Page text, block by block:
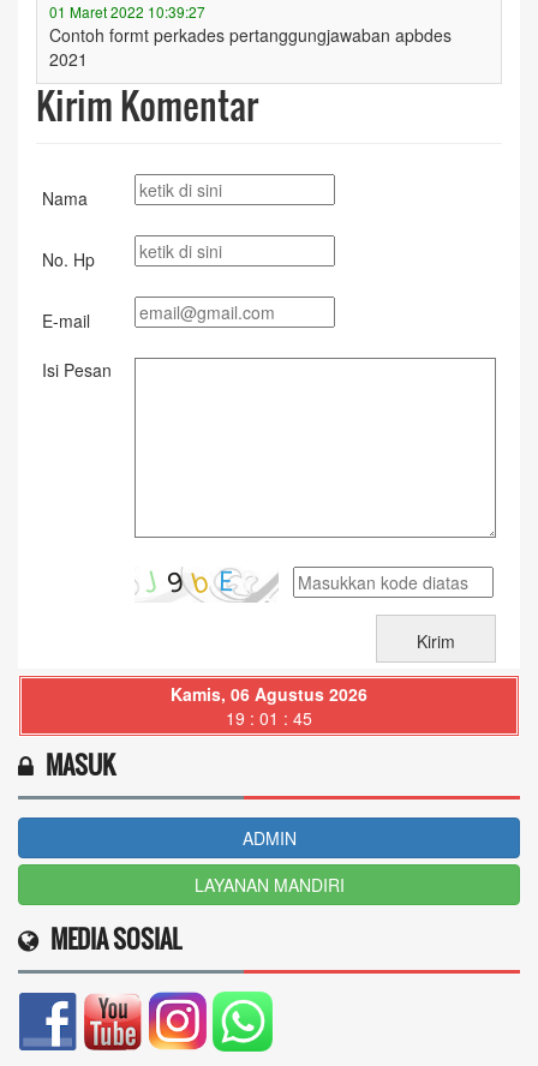
01 Maret 2022 10:39:27
Contoh formt perkades pertanggungjawaban apbdes
2021
Kirim Komentar
Nama
No. Hp
E-mail
Isi Pesan
Kamis, 06 Agustus 2026
19 : 01 : 47
MASUK
ADMIN
LAYANAN MANDIRI
MEDIA SOSIAL